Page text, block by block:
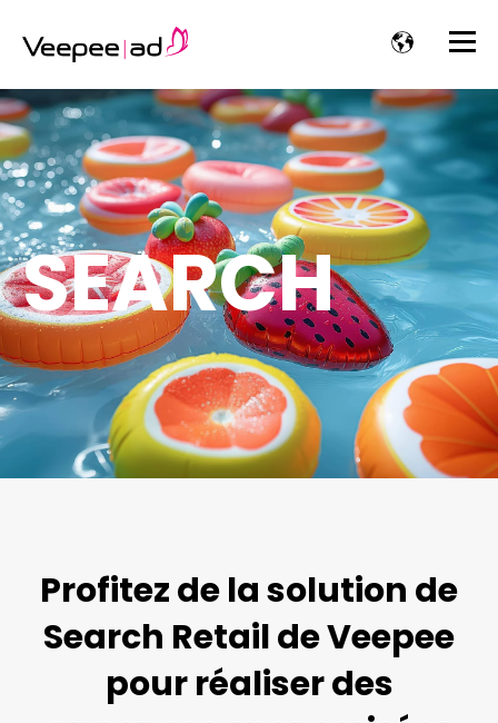
SEARCH
Profitez de la solution de
Search Retail de Veepee
pour réaliser des